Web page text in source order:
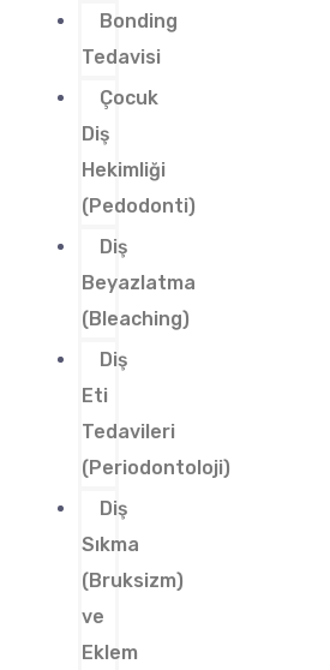
Bonding
Tedavisi
Çocuk
Diş
Hekimliği
(Pedodonti)
Diş
Beyazlatma
(Bleaching)
Diş
Eti
Tedavileri
(Periodontoloji)
Diş
Sıkma
(Bruksizm)
ve
Eklem